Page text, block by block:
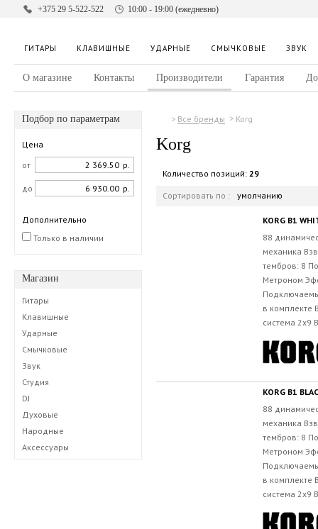
+375 29 5-522-522 10:00 - 19:00 (ежедневно)
ГИТАРЫ КЛАВИШНЫЕ УДАРНЫЕ СМЫЧКОВЫЕ ЗВУК
О магазине Контакты Производители Гарантия
Подбор по параметрам
Цена
от
р.
до р.
Дополнительно
Только в наличии
Магазин
Гитары
Клавишные
Ударные
Смычковые
Звук
Студия
DJ
Духовые
Народные
Аксессуары
Все бренды Korg
Korg
Количество позиций: 29
Сортировать по : умолчанию
KORG B1
88
механика
тембров: 8
Метроном
в комплекте
система 2х9
KORG B1
88
механика
тембров: 8
Метроном
в комплекте
система 2х9